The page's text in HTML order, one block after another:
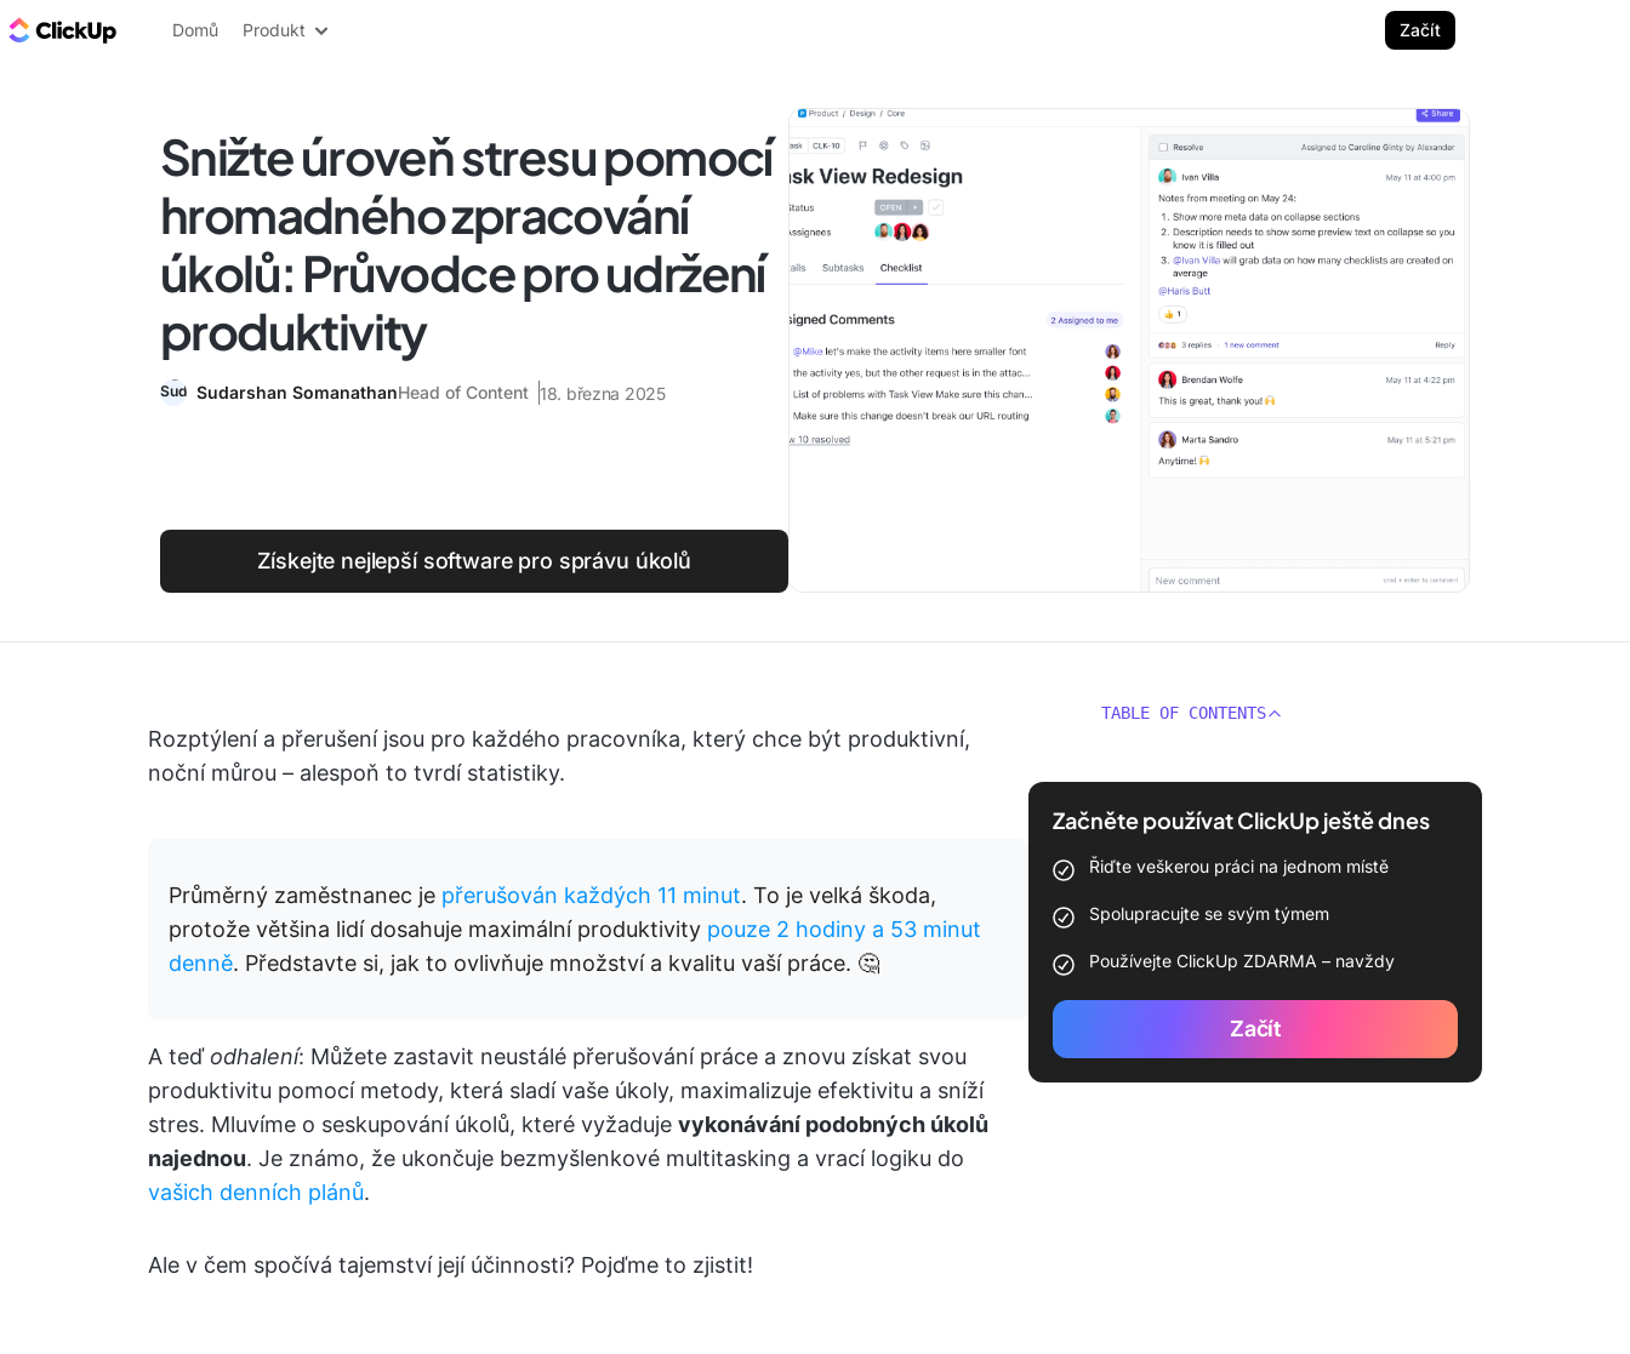
ClickUp blog
Domů Produkt Začít
Snižte úroveň stresu pomocí
hromadného zpracování
úkolů: Průvodce pro udržení
produktivity
Sudarshan SomanathanHead of Content 18. března 2025
Získejte nejlepší software pro správu úkolů
Rozptýlení a přerušení jsou pro každého pracovníka, který chce být produktivní,
noční můrou – alespoň to tvrdí statistiky.
Průměrný zaměstnanec je přerušován každých 11 minut. To je velká škoda,
protože většina lidí dosahuje maximální produktivity pouze 2 hodiny a 53 minut
denně. Představte si, jak to ovlivňuje množství a kvalitu vaší práce. 🤔
A teď odhalení: Můžete zastavit neustálé přerušování práce a znovu získat svou
produktivitu pomocí metody, která sladí vaše úkoly, maximalizuje efektivitu a sníží
stres. Mluvíme o seskupování úkolů, které vyžaduje vykonávání podobných úkolů
najednou. Je známo, že ukončuje bezmyšlenkové multitasking a vrací logiku do
vašich denních plánů.
Ale v čem spočívá tajemství její účinnosti? Pojďme to zjistit!
TABLE OF CONTENTS
Začněte používat ClickUp ještě dnes
Řiďte veškerou práci na jednom místě
Spolupracujte se svým týmem
Používejte ClickUp ZDARMA – navždy
Začít